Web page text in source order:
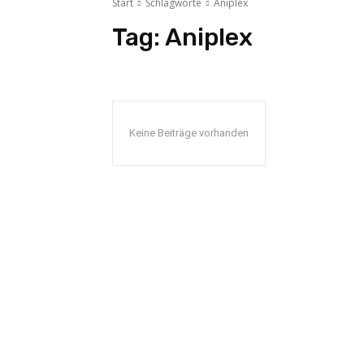
Start Schlagworte Aniplex
Tag: Aniplex
Keine Beiträge vorhanden